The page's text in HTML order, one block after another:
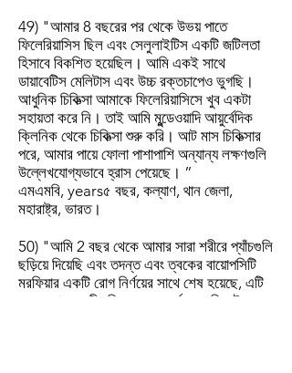
49) "আমার 8 বছরের পর থেকে উভয় পাতে
ফিলেরিয়াসিস ছিল এবং সেলুলাইটিস একটি জটিলতা
হিসাবে বিকশিত হয়েছিল। আমি একই সাথে
ডায়াবেটিস মেলিটাস এবং উচ্চ রক্তচাপেও ভুগছি।
আধুনিক চিকিত্সা আমাকে ফিলেরিয়াসিসে খুব একটা
সহায়তা করে নি। তাই আমি মুন্ডেওয়াদি আয়ুর্বেদিক
ক্লিনিক থেকে চিকিত্সা শুরু করি। আট মাস চিকিত্সার
পরে, আমার পায়ে ফোলা পাশাপাশি অন্যান্য লক্ষণগুলি
উল্লেখযোগ্যভাবে হ্রাস পেয়েছে। ”
এমএমবি, years৫ বছর, কল্যাণ, থান জেলা,
মহারাষ্ট্র, ভারত।
50) "আমি 2 বছর থেকে আমার সারা শরীরে প্যাঁচগুলি
ছড়িয়ে দিয়েছি এবং তদন্ত এবং ত্বকের বায়োপসিটি
মরফিয়ার একটি রোগ নির্ণয়ের সাথে শেষ হয়েছে, এটি
একধরণের স্থানীয়ায়িত স্ক্লেরোডার্মা। আমি স্টেরয়েড